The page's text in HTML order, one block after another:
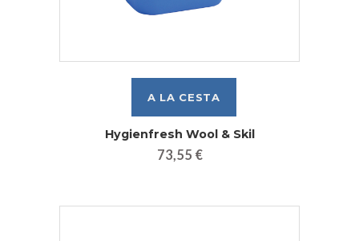
Hygienfresh Wool & Skil
73,55 €